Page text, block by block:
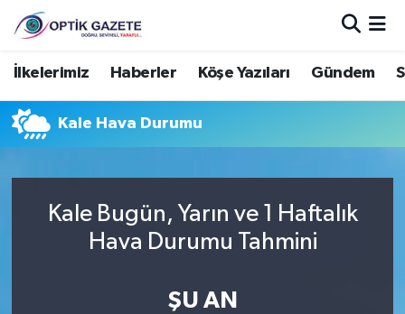
İlkelerimiz Haberler Köşe Yazıları Gündem
Kale Hava Durumu
Kale Bugün, Yarın ve 1 Haftalık
Hava Durumu Tahmini
ŞU AN
Nöbetçi Eczaneler
Hava Durumu
Trafik Durumu
Süper Lig Puan Durumu ve Fikstür